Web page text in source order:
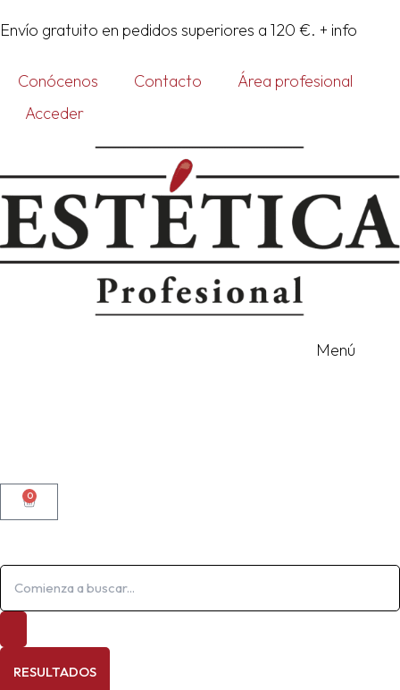
al
Envío gratuito en pedidos superiores a 120 €. + info
Conócenos Contacto
Área profesional
Acceder
Menú
0
CARRITO
Search
RESULTADOS